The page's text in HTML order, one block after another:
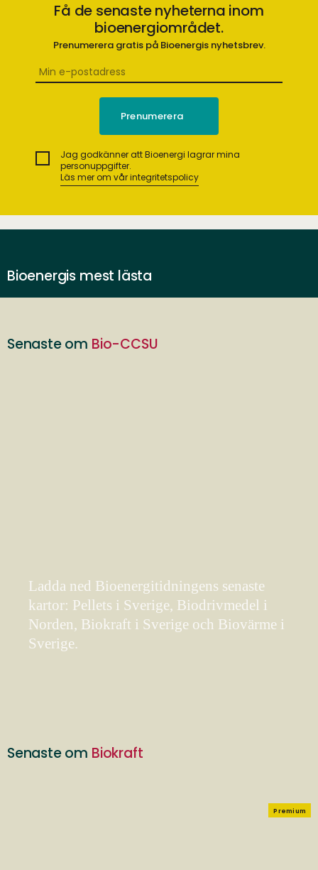
Få de senaste nyheterna inom
bioenergiområdet.
Prenumerera gratis på Bioenergis nyhetsbrev.
Jag godkänner att Bioenergi lagrar mina
personuppgifter.
Läs mer om vår integritetspolicy
Bioenergis mest lästa
Senaste om Bio-CCSU
Ladda ned Bioenergitidningens senaste
kartor: Pellets i Sverige, Biodrivmedel i
Norden, Biokraft i Sverige och Biovärme i
Sverige.
Senaste om Biokraft
Premium